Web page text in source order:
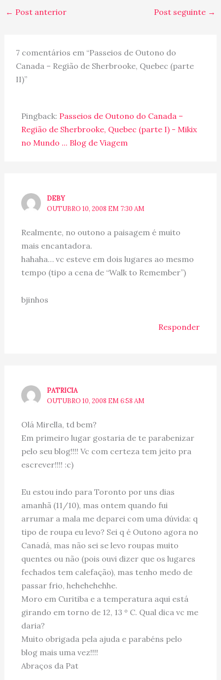
← Post anterior Post seguinte →
7 comentários em “Passeios de Outono do
Canada – Região de Sherbrooke, Quebec (parte
II)”
Pingback: Passeios de Outono do Canada –
Região de Sherbrooke, Quebec (parte I) - Mikix
no Mundo ... Blog de Viagem
DEBY
OUTUBRO 10, 2008 EM 7:30 AM
Realmente, no outono a paisagem é muito
mais encantadora.
hahaha… vc esteve em dois lugares ao mesmo
tempo (tipo a cena de “Walk to Remember”)
bjinhos
Responder
PATRICIA
OUTUBRO 10, 2008 EM 6:58 AM
Olá Mirella, td bem?
Em primeiro lugar gostaria de te parabenizar
pelo seu blog!!!! Vc com certeza tem jeito pra
escrever!!!! :c)
Eu estou indo para Toronto por uns dias
amanhã (11/10), mas ontem quando fui
arrumar a mala me deparei com uma dúvida: q
tipo de roupa eu levo? Sei q é Outono agora no
Canadá, mas não sei se levo roupas muito
quentes ou não (pois ouvi dizer que os lugares
fechados tem calefação), mas tenho medo de
passar frio, hehehehehhe.
Moro em Curitiba e a temperatura aqui está
girando em torno de 12, 13 º C. Qual dica vc me
daria?
Muito obrigada pela ajuda e parabéns pelo
blog mais uma vez!!!!
Abraços da Pat